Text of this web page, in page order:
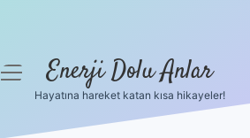
menüyüEnerji Dolu Anlar
Hayatına hareket katan kısa hikayeler!